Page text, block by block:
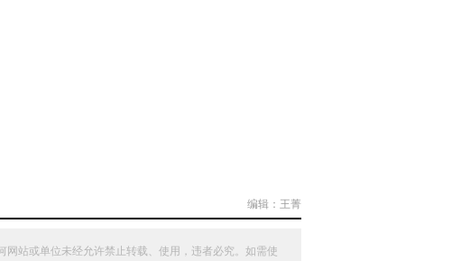
编辑：王菁
站或单位未经允许禁止转载、使用，违者必究。如需使